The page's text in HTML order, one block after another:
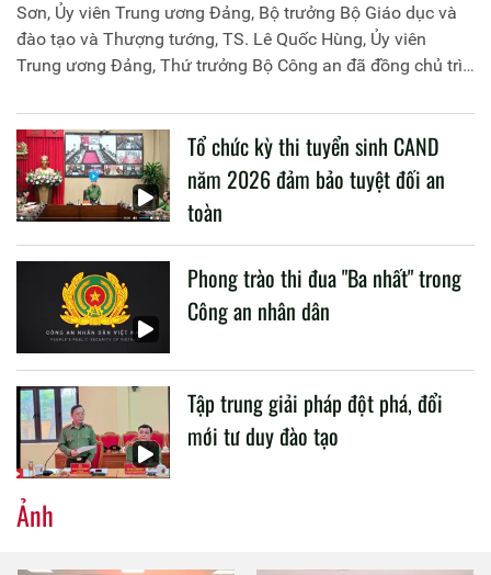
Sơn, Ủy viên Trung ương Đảng, Bộ trưởng Bộ Giáo dục và
đào tạo và Thượng tướng, TS. Lê Quốc Hùng, Ủy viên
Trung ương Đảng, Thứ trưởng Bộ Công an đã đồng chủ trì
liên quan đến công tác giáo dục và đào tạo của lực lượng
CAND.
Tổ chức kỳ thi tuyển sinh CAND
năm 2026 đảm bảo tuyệt đối an
toàn
Phong trào thi đua "Ba nhất" trong
Công an nhân dân
Tập trung giải pháp đột phá, đổi
mới tư duy đào tạo
Ảnh